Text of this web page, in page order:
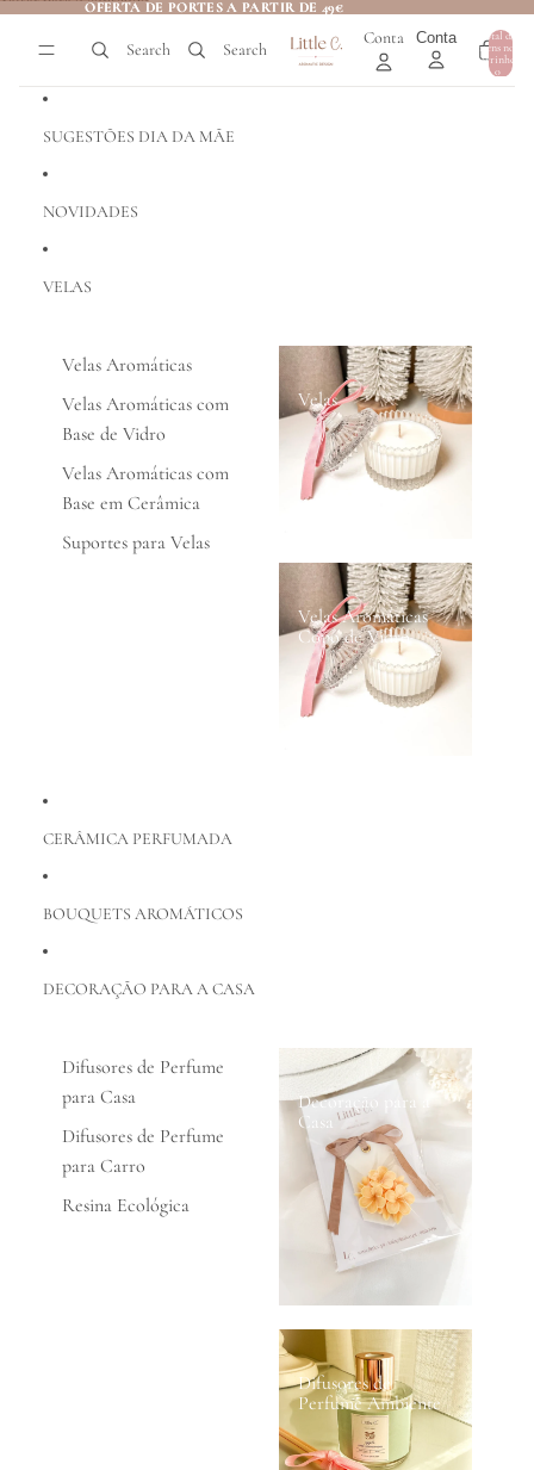
OFERTA DE PORTES A PARTIR DE 49€
OFERTA DE PORTES A PARTIR DE 49€
Search Search
Conta Conta
Total de
itens no
carrinho:
0
SUGESTÕES DIA DA MÃE
NOVIDADES
VELAS
Velas Aromáticas
Velas Aromáticas com
Base de Vidro
Velas Aromáticas com
Base em Cerâmica
Suportes para Velas
Velas
Velas Aromáticas
Copo de Vidro
CERÂMICA PERFUMADA
BOUQUETS AROMÁTICOS
DECORAÇÃO PARA A CASA
Difusores de Perfume
para Casa
Difusores de Perfume
para Carro
Resina Ecológica
Decoração para a
Casa
Difusores de
Perfume Ambiente